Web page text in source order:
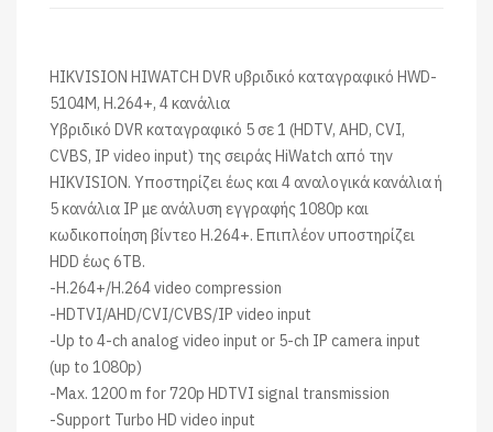
HIKVISION HIWATCH DVR υβριδικό καταγραφικό HWD-
5104M, H.264+, 4 κανάλια
Υβριδικό DVR καταγραφικό 5 σε 1 (HDTV, AHD, CVI,
CVBS, IP video input) της σειράς HiWatch από την
HIKVISION. Υποστηρίζει έως και 4 αναλογικά κανάλια ή
5 κανάλια IP με ανάλυση εγγραφής 1080p και
κωδικοποίηση βίντεο H.264+. Επιπλέον υποστηρίζει
HDD έως 6ΤΒ.
-H.264+/H.264 video compression
-HDTVI/AHD/CVI/CVBS/IP video input
-Up to 4-ch analog video input or 5-ch IP camera input
(up to 1080p)
-Max. 1200 m for 720p HDTVI signal transmission
-Support Turbo HD video input